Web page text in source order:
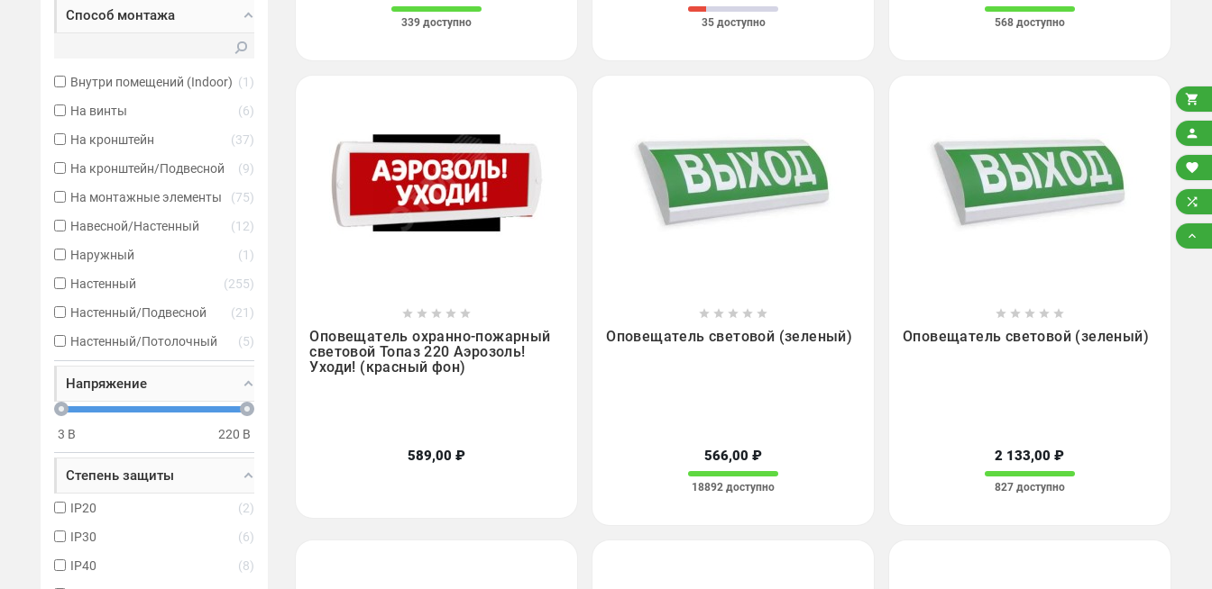
Способ монтажа
Внутри помещений (Indoor)
1
На винты
6
На кронштейн
37
На кронштейн/Подвесной
9
На монтажные элементы
75
Навесной/Настенный
12
Наружный
1
Настенный
255
Настенный/Подвесной
21
Настенный/Потолочный
5
Напряжение
3 В 220 В
Степень защиты
IP20
2
IP30
6
IP40
8
339 доступно 35 доступно 568 доступно
 
    
Оповещатель охранно-пожарный
световой Топаз 220 Аэрозоль!
Уходи! (красный фон)
589,00 ₽
 
    
Оповещатель световой (зеленый)
566,00 ₽
18892 доступно
 
    
Оповещатель световой (зеленый)
2 133,00 ₽
827 доступно




